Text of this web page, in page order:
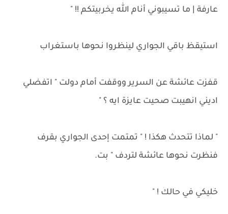
عارفة | ما تسيبوني أنام الله يخربيتكم !! "
استيقظ باقي الجواري لينظروا نحوها باستغراب
قفزت عائشة عن السرير ووقفت أمام دولت " اتفضلي
اديني انهيبت صحيت عايزة ايه ؟ "
" لماذا تتحدث هكذا ! " تمتمت إحدى الجواري بقرف
فنظرت نحوها عائشة لتردف " بت.
خليكي في حالك ! "